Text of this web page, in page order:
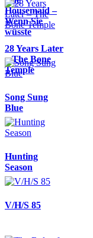
Housemaid –
Wenn Sie
wüsste
28 Years Later
– The Bone
Temple
Song Sung
Blue
Hunting
Season
V/H/S 85